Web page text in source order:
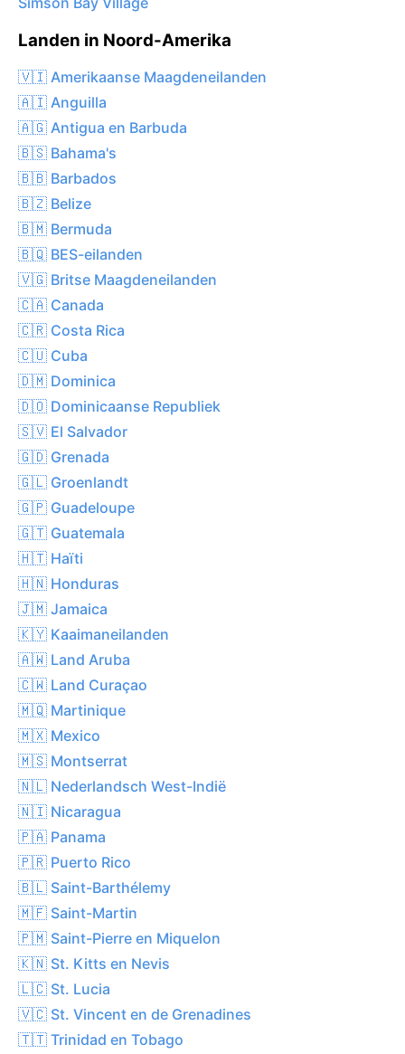
Landen in Noord-Amerika
🇻🇮 Amerikaanse Maagdeneilanden
🇦🇮 Anguilla
🇦🇬 Antigua en Barbuda
🇧🇸 Bahama's
🇧🇧 Barbados
🇧🇿 Belize
🇧🇲 Bermuda
🇧🇶 BES-eilanden
🇻🇬 Britse Maagdeneilanden
🇨🇦 Canada
🇨🇷 Costa Rica
🇨🇺 Cuba
🇩🇲 Dominica
🇩🇴 Dominicaanse Republiek
🇸🇻 El Salvador
🇬🇩 Grenada
🇬🇱 Groenlandt
🇬🇵 Guadeloupe
🇬🇹 Guatemala
🇭🇹 Haïti
🇭🇳 Honduras
🇯🇲 Jamaica
🇰🇾 Kaaimaneilanden
🇦🇼 Land Aruba
🇨🇼 Land Curaçao
🇲🇶 Martinique
🇲🇽 Mexico
🇲🇸 Montserrat
🇳🇱 Nederlandsch West-Indië
🇳🇮 Nicaragua
🇵🇦 Panama
🇵🇷 Puerto Rico
🇧🇱 Saint-Barthélemy
🇲🇫 Saint-Martin
🇵🇲 Saint-Pierre en Miquelon
🇰🇳 St. Kitts en Nevis
🇱🇨 St. Lucia
🇻🇨 St. Vincent en de Grenadines
🇹🇹 Trinidad en Tobago